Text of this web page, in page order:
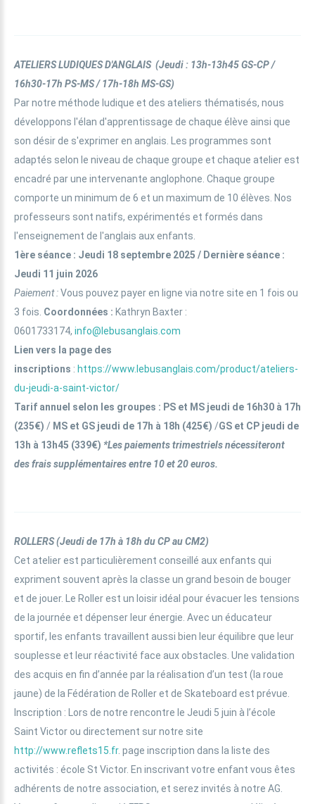
ATELIERS LUDIQUES D'ANGLAIS (Jeudi : 13h-13h45 GS-CP /
16h30-17h PS-MS / 17h-18h MS-GS)
Par notre méthode ludique et des ateliers thématisés, nous
développons l'élan d'apprentissage de chaque élève ainsi que
son désir de s'exprimer en anglais. Les programmes sont
adaptés selon le niveau de chaque groupe et chaque atelier est
encadré par une intervenante anglophone. Chaque groupe
comporte un minimum de 6 et un maximum de 10 élèves. Nos
professeurs sont natifs, expérimentés et formés dans
l'enseignement de l'anglais aux enfants.
1ère séance : Jeudi 18 septembre 2025 / Dernière séance :
Jeudi 11 juin 2026
Paiement :Vous pouvez payer en ligne via notre site en 1 fois ou
3 fois. Coordonnées : Kathryn Baxter :
0601733174, info@lebusanglais.com
Lien vers la page des
inscriptions : https://www.lebusanglais.com/product/ateliers-
du-jeudi-a-saint-victor/
Tarif annuel selon les groupes : PS et MS jeudi de 16h30 à 17h
(235€) / MS et GS jeudi de 17h à 18h (425€) /GS et CP jeudi de
13h à 13h45 (339€) *Les paiements trimestriels nécessiteront
des frais supplémentaires entre 10 et 20 euros.
ROLLERS(Jeudi de 17h à 18h du CP au CM2)
Cet atelier est particulièrement conseillé aux enfants qui
expriment souvent après la classe un grand besoin de bouger
et de jouer. Le Roller est un loisir idéal pour évacuer les tensions
de la journée et dépenser leur énergie. Avec un éducateur
sportif, les enfants travaillent aussi bien leur équilibre que leur
souplesse et leur réactivité face aux obstacles. Une validation
des acquis en fin d’année par la réalisation d’un test (la roue
jaune) de la Fédération de Roller et de Skateboard est prévue.
Inscription : Lors de notre rencontre le Jeudi 5 juin à l’école
Saint Victor ou directement sur notre site
http://www.reflets15.fr. page inscription dans la liste des
activités : école St Victor. En inscrivant votre enfant vous êtes
adhérents de notre association, et serez invités à notre AG.